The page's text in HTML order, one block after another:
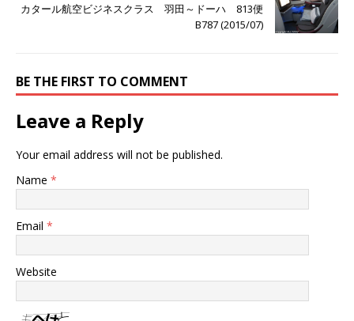
カタール航空ビジネスクラス 羽田～ドーハ 813便
B787 (2015/07)
BE THE FIRST TO COMMENT
Leave a Reply
Your email address will not be published.
Name *
Email *
Website